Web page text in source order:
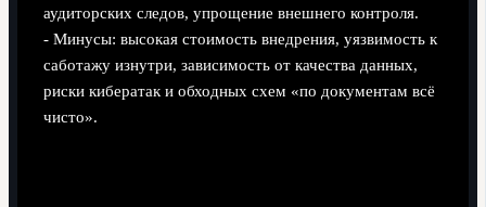
аудиторских следов, упрощение внешнего контроля.
- Минусы: высокая стоимость внедрения, уязвимость к
саботажу изнутри, зависимость от качества данных,
риски кибератак и обходных схем «по документам всё
чисто».